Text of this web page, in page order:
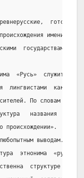
имени,
государствами,
«Русь»  служит  его
лингвистами  как
По словам Ю.А.
названия
происхождении».
выводам. Уже
этнонима
структуре